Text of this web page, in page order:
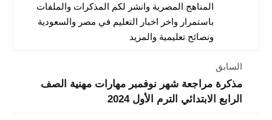
المناهج المصرية وانشر لكم المذكرات والملفات
باستمرار واخر اخبار التعليم في مصر والسعودية
ونصائح تعليمية والمزيد
السابق
مذكرة مراجعة شهر نوفمبر مهارات مهنية الصف
الرابع الابتدائي الترم الأول 2024